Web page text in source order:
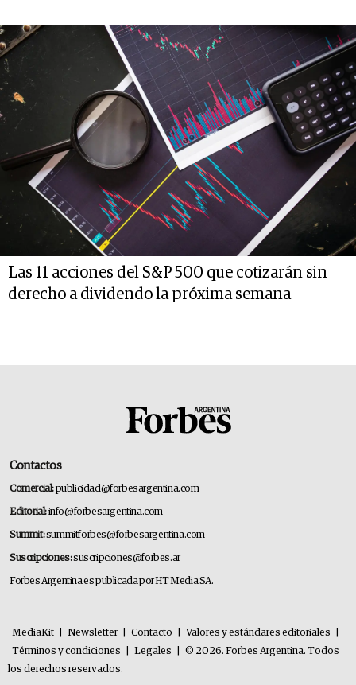
Las 11 acciones del S&P 500 que cotizarán sin
derecho a dividendo la próxima semana
Contactos
Comercial:publicidad@forbesargentina.com
Editorial:info@forbesargentina.com
Summit:summitforbes@forbesargentina.com
Suscripciones:suscripciones@forbes.ar
Forbes Argentina es publicada por HT Media SA.
MediaKit Newsletter Contacto Valores y estándares editoriales
Términos y condiciones
Legales
© 2026. Forbes Argentina. Todos
los derechos reservados.